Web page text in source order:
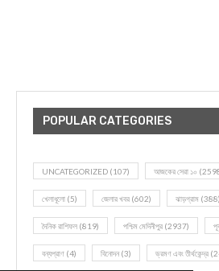
POPULAR CATEGORIES
UNCATEGORIZED (107) আজকের সেরা ১০
খেলাধূলো (5) জেলার খবর (602) ঝাড়গ্রাম (388)
দৈনিক রাশিফল (819) পশ্চিম মেদিনীপুর (2937)
বন্যপ্রাণ (4) বিনোদন(3) ভ্রমণ এবং তীর্থকেন্দ্র